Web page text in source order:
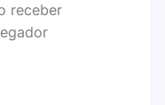
receber